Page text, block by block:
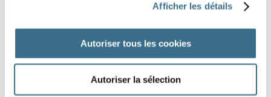
Afficher les détails
Autoriser tous les cookies
Autoriser la sélection